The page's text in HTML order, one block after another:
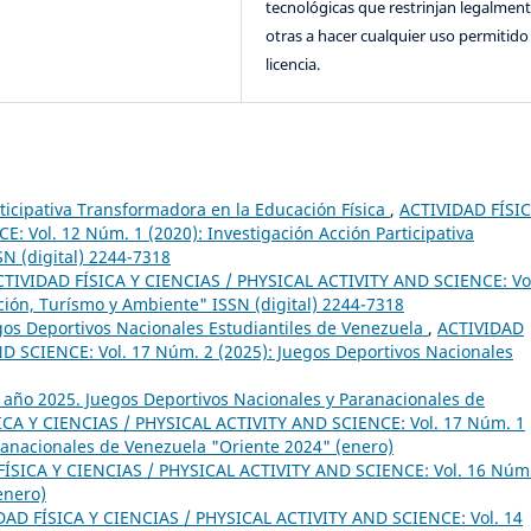
tecnológicas que restrinjan
otras a hacer cualquier uso
licencia.
Transformadora en la Educación Física , ACTIVIDAD
Vol. 12 Núm. 1 (2020): Investigación Acción Participativa
(digital) 2244-7318
FÍSICA Y CIENCIAS / PHYSICAL ACTIVITY AND SCIENCE:
Turísmo y Ambiente" ISSN (digital) 2244-7318
Deportivos Nacionales Estudiantiles de Venezuela , ACTIVIDAD
SCIENCE: Vol. 17 Núm. 2 (2025): Juegos Deportivos Nacionales
2025. Juegos Deportivos Nacionales y Paranacionales de
Y CIENCIAS / PHYSICAL ACTIVITY AND SCIENCE: Vol. 17 Núm. 1
de Venezuela "Oriente 2024" (enero)
Y CIENCIAS / PHYSICAL ACTIVITY AND SCIENCE: Vol. 16
FÍSICA Y CIENCIAS / PHYSICAL ACTIVITY AND SCIENCE: Vol. 14